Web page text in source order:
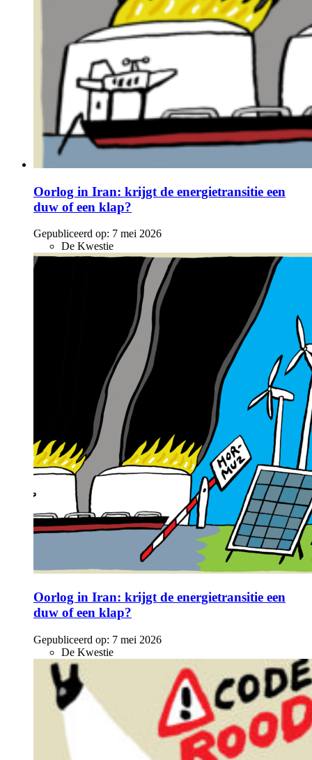
Oorlog in Iran: krijgt de energietransitie een
duw of een klap?
Gepubliceerd op: 7 mei 2026
De Kwestie
Oorlog in Iran: krijgt de energietransitie een
duw of een klap?
Gepubliceerd op: 7 mei 2026
De Kwestie